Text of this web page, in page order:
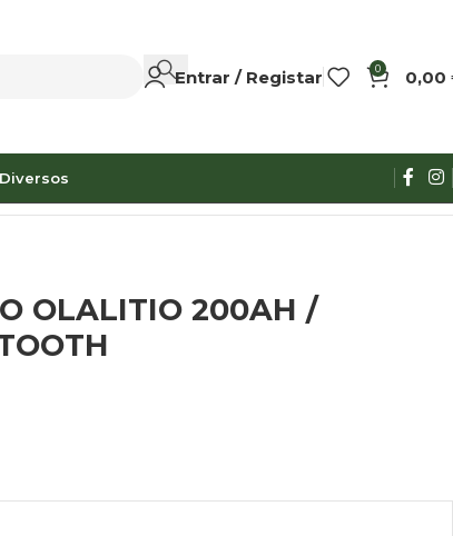
Entrar / Registar 0 0,00
Diversos
OLALITIO 200AH /